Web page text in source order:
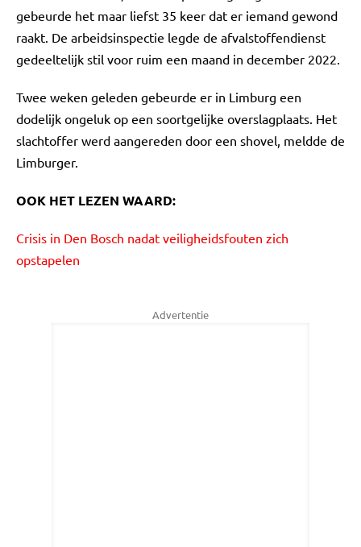
gebeurde het maar liefst 35 keer dat er iemand gewond
raakt. De arbeidsinspectie legde de afvalstoffendienst
gedeeltelijk stil voor ruim een maand in december 2022.
Twee weken geleden gebeurde er in Limburg een
dodelijk ongeluk op een soortgelijke overslagplaats. Het
slachtoffer werd aangereden door een shovel, meldde de
Limburger.
OOK HET LEZEN WAARD:
Crisis in Den Bosch nadat veiligheidsfouten zich
opstapelen
Advertentie